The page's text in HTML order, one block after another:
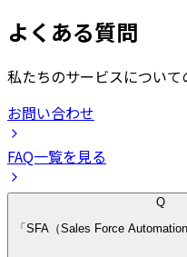
よくある質問
私たちのサービスについて
お問い合わせ
FAQ一覧を見る
Q
「SFA（Sales Force